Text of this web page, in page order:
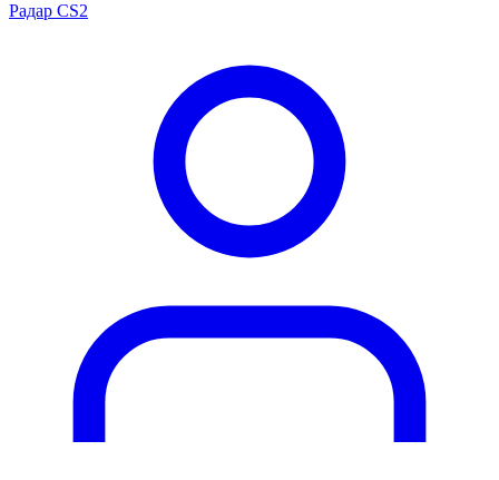
Радар CS2